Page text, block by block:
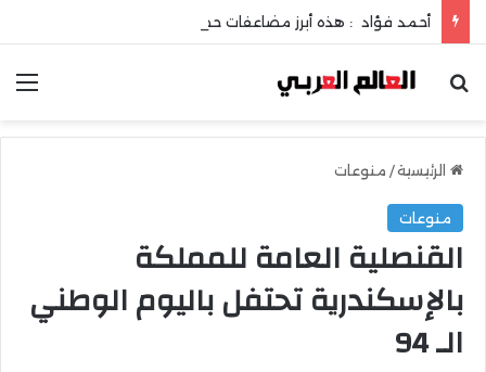
أحمد فؤاد : هذه أبرز مضاعفات حصوات المرارة !
بحث عن
الرئيسية/ منوعات
منوعات
القنصلية العامة للمملكة
بالإسكندرية تحتفل باليوم الوطني
الـ 94